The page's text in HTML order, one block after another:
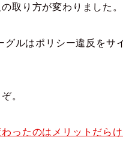
取り方が変わりました。
ルはポリシー違反をサ
。
ったのはメリットだらけ